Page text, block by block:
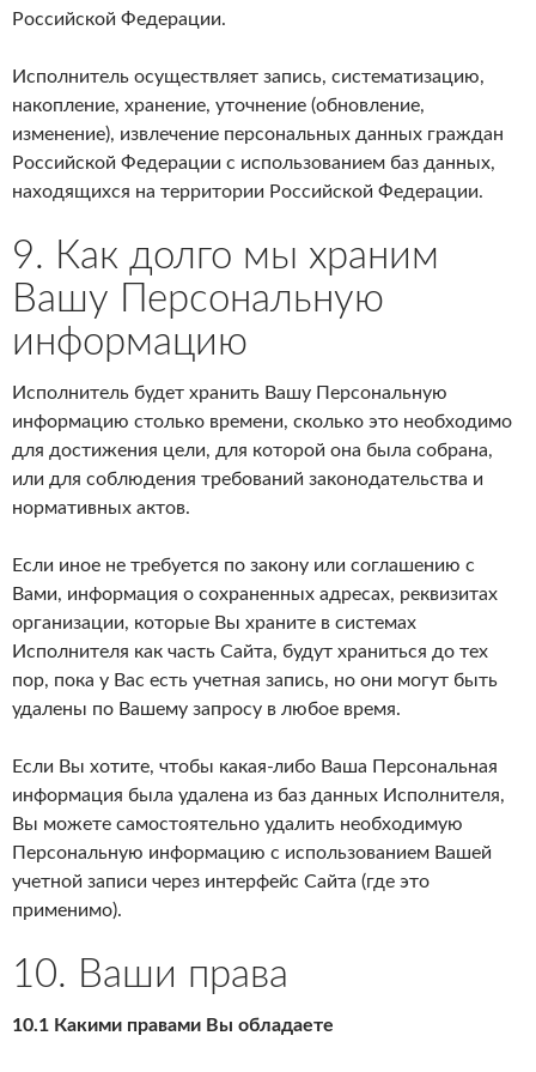
Российской Федерации.
Исполнитель осуществляет запись, систематизацию,
накопление, хранение, уточнение (обновление,
изменение), извлечение персональных данных граждан
Российской Федерации с использованием баз данных,
находящихся на территории Российской Федерации.
9. Как долго мы храним
Вашу Персональную
информацию
Исполнитель будет хранить Вашу Персональную
информацию столько времени, сколько это необходимо
для достижения цели, для которой она была собрана,
или для соблюдения требований законодательства и
нормативных актов.
Если иное не требуется по закону или соглашению с
Вами, информация о сохраненных адресах, реквизитах
организации, которые Вы храните в системах
Исполнителя как часть Сайта, будут храниться до тех
пор, пока у Вас есть учетная запись, но они могут быть
удалены по Вашему запросу в любое время.
Если Вы хотите, чтобы какая-либо Ваша Персональная
информация была удалена из баз данных Исполнителя,
Вы можете самостоятельно удалить необходимую
Персональную информацию с использованием Вашей
учетной записи через интерфейс Сайта (где это
применимо).
10. Ваши права
10.1 Какими правами Вы обладаете